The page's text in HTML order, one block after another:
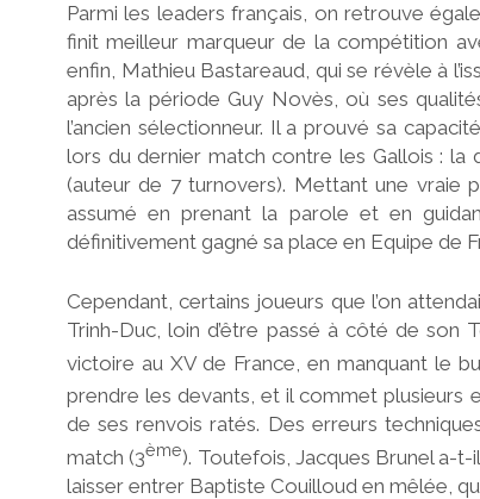
Parmi les leaders français, on retrouve
finit meilleur marqueur de la compétition
enfin, Mathieu Bastareaud, qui se révèle à
après la période Guy Novès, où ses
l’ancien sélectionneur. Il a prouvé sa
lors du dernier match contre les Gallois :
(auteur de 7 turnovers). Mettant une vraie
assumé en prenant la parole et en
définitivement gagné sa place en Equipe de
Cependant, certains joueurs que l’on
Trinh-Duc, loin d’être passé à côté de
victoire au XV de France, en manquant le
prendre les devants, et il commet plusieurs
de ses renvois ratés. Des erreurs
match (3ème). Toutefois, Jacques Brunel a-
laisser entrer Baptiste Couilloud en mêlée,